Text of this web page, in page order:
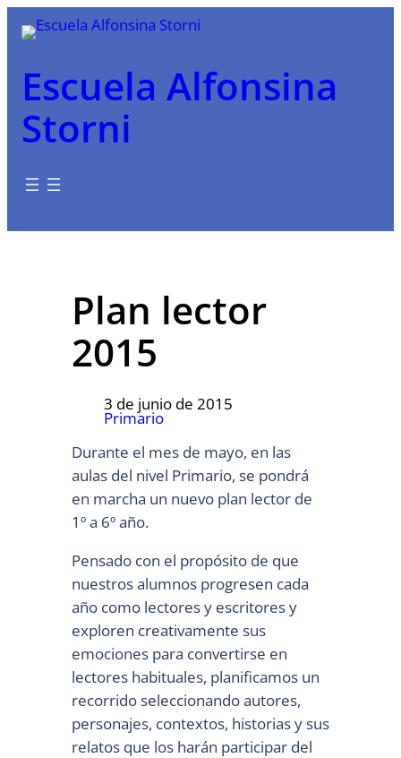
Saltar
Escuela Alfonsina
Storni
Plan lector
2015
3 de junio de 2015
Primario
Durante el mes de mayo, en las
aulas del nivel Primario, se pondrá
en marcha un nuevo plan lector de
1º a 6º año.
Pensado con el propósito de que
nuestros alumnos progresen cada
año como lectores y escritores y
exploren creativamente sus
emociones para convertirse en
lectores habituales, planificamos un
recorrido seleccionando autores,
personajes, contextos, historias y sus
relatos que los harán participar del